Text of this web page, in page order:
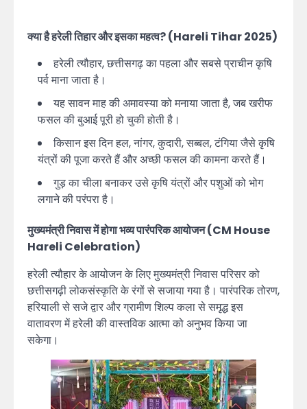
क्या है हरेली तिहार और इसका महत्व? (Hareli Tihar 2025)
हरेली त्यौहार, छत्तीसगढ़ का पहला और सबसे प्राचीन कृषि
पर्व माना जाता है।
यह सावन माह की अमावस्या को मनाया जाता है, जब खरीफ
फसल की बुआई पूरी हो चुकी होती है।
किसान इस दिन हल, नांगर, कुदारी, सब्बल, टंगिया जैसे कृषि
यंत्रों की पूजा करते हैं और अच्छी फसल की कामना करते हैं।
गुड़ का चीला बनाकर उसे कृषि यंत्रों और पशुओं को भोग
लगाने की परंपरा है।
मुख्यमंत्री निवास में होगा भव्य पारंपरिक आयोजन (CM House
Hareli Celebration)
हरेली त्यौहार के आयोजन के लिए मुख्यमंत्री निवास परिसर को
छत्तीसगढ़ी लोकसंस्कृति के रंगों से सजाया गया है। पारंपरिक तोरण,
हरियाली से सजे द्वार और ग्रामीण शिल्प कला से समृद्ध इस
वातावरण में हरेली की वास्तविक आत्मा को अनुभव किया जा
सकेगा।